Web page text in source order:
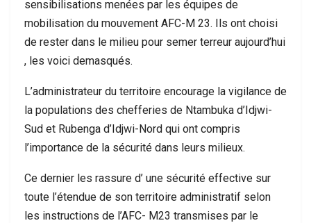
sensibilisations menées par les équipes de
mobilisation du mouvement AFC-M 23. Ils ont choisi
de rester dans le milieu pour semer terreur aujourd’hui
, les voici demasqués.
L’administrateur du territoire encourage la vigilance de
la populations des chefferies de Ntambuka d’Idjwi-
Sud et Rubenga d’Idjwi-Nord qui ont compris
l’importance de la sécurité dans leurs milieux.
Ce dernier les rassure d’ une sécurité effective sur
toute l’étendue de son territoire administratif selon
les instructions de l’AFC- M23 transmises par le